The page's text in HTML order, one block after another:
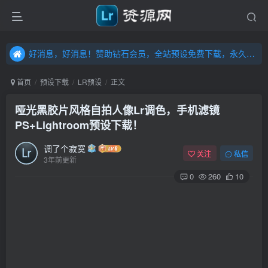
好消息，好消息！赞助钻石会员，全站预设免费下载，永久钻石会员，”送“万元超值资源，内容丰富，容量高达20T，不断更新！点击进入……
好消息，好消息！赞助钻石会员，全站预设免费下载，永久钻石会员，”送“万元超值资源，内容丰富，容量高达20T，不断更新！点击进入……
首页 预设下载 LR预设 正文
哑光黑胶片风格自拍人像Lr调色，手机滤镜
PS+Lightroom预设下载！
调了个寂寞
3年前更新
关注 私信
0 260 10